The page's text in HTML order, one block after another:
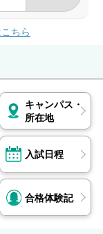
ちら
キャンパス・
所在地
入試日程
合格体験記